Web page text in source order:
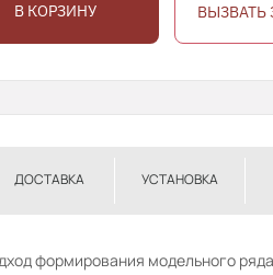
В КОРЗИНУ
ДОСТАВКА УСТАНОВКА
формирования модельного